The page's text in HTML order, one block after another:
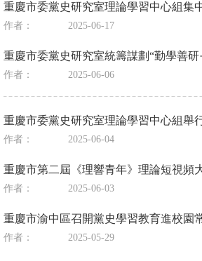
重慶市委黨史研究室理論學習中心組集
作者： 2025-06-17
重慶市委黨史研究室統籌謀劃“勤學善
作者： 2025-06-06
重慶市委黨史研究室理論學習中心組
作者： 2025-06-04
重慶市第二屆《理響青年》理論短視頻
作者： 2025-06-03
重慶市渝中區召開黨史學習教育進校園
作者： 2025-05-29